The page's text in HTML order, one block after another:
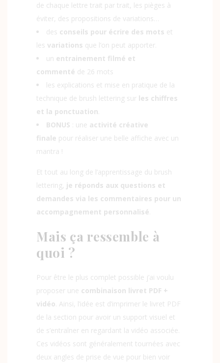
de chaque lettre trait par trait, les pièges à
éviter, des propositions de variations…
des conseils pour écrire des mots et
les variations que l’on peut apporter.
un entrainement filmé et
commenté de 26 mots
les explications et mise en pratique de la
technique de brush lettering sur les chiffres
et la ponctuation
BONUS : une activité créative
finale pour réaliser une belle affiche avec un
mantra !
Et tout au long de l’apprentissage du brush
lettering, je réponds aux questions et
demandes via les commentaires pour un
accompagnement personnalisé
Mais ça ressemble à
quoi ?
Pour être le plus complet possible j’ai voulu
proposer une combinaison livret PDF +
vidéo . Ainsi, l’idée est d’imprimer le livret PDF
de la section pour avoir un support visuel et
de s’entraîner en regardant la vidéo associée.
Ces vidéos sont généralement tournées avec
deux angles de prise de vue pour bien voir